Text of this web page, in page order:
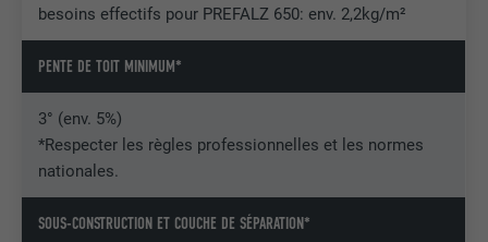
besoins effectifs pour PREFALZ 650: env. 2,2kg/m²
PENTE DE TOIT MINIMUM*
3° (env. 5%)
*Respecter les règles professionnelles et les normes
nationales.
SOUS-CONSTRUCTION ET COUCHE DE SÉPARATION*
UTILITÉ
Cookie utilisé pour identifier des clients
et appliquer des paramètres de sécurité
en fonction des clients.
NOM
FOURNISSEUR Adsymptotic.com